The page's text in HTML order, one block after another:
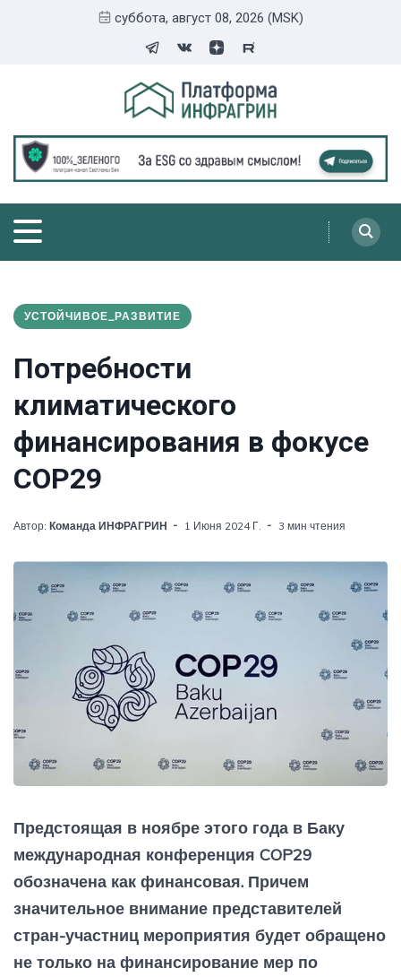
суббота, август 08, 2026 (MSK)
УСТОЙЧИВОЕ_РАЗВИТИЕ
Потребности
климатического
финансирования в фокусе
СОР29
Автор: Команда ИНФРАГРИН 1 Июня 2024 Г. 3 мин чтения
Предстоящая в ноябре этого года в Баку
международная конференция COP29
обозначена как финансовая. Причем
значительное внимание представителей
стран-участниц мероприятия будет обращено
не только на финансирование мер по